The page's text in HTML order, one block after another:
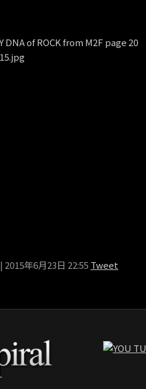
| 2015年6月23日 22:55 Tweet